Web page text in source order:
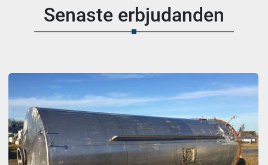
Senaste erbjudanden